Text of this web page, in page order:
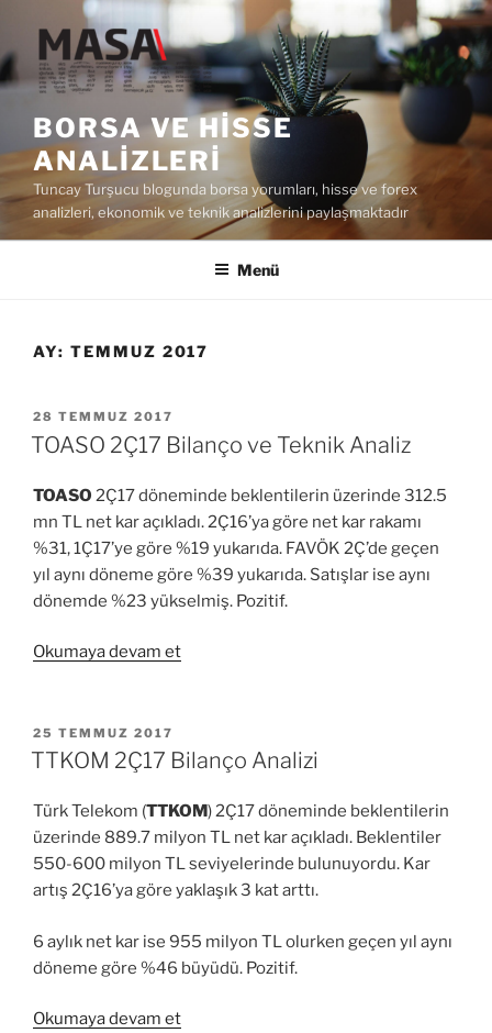
BORSA VE HISSE
ANALIZLERI
Tuncay Turşucu blogunda borsa yorumları, hisse ve forex
analizleri, ekonomik ve teknik analizlerini paylaşmaktadır
Menü
AY: TEMMUZ 2017
YAYIM
TARIHI
28 TEMMUZ 2017
TOASO 2Ç17 Bilanço ve Teknik Analiz
TOASO 2Ç17 döneminde beklentilerin üzerinde 312.5
mn TL net kar açıkladı. 2Ç16’ya göre net kar rakamı
%31, 1Ç17’ye göre %19 yukarıda. FAVÖK 2Ç’de geçen
yıl aynı döneme göre %39 yukarıda. Satışlar ise aynı
dönemde %23 yükselmiş. Pozitif.
Okumaya devam et“TOASO
Teknik
YAYIM
TARIHI
25 TEMMUZ 2017
TTKOM 2Ç17 Bilanço Analizi
Türk Telekom (TTKOM) 2Ç17 döneminde beklentilerin
üzerinde 889.7 milyon TL net kar açıkladı. Beklentiler
550-600 milyon TL seviyelerinde bulunuyordu. Kar
artış 2Ç16’ya göre yaklaşık 3 kat arttı.
6 aylık net kar ise 955 milyon TL olurken geçen yıl aynı
döneme göre %46 büyüdü. Pozitif.
Okumaya devam et“TTKOM